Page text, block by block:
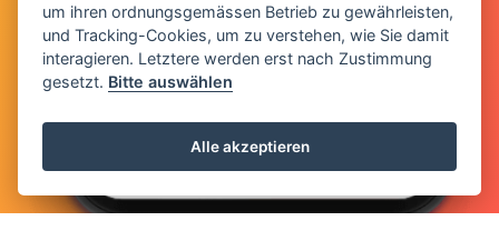
um ihren ordnungsgemässen Betrieb zu gewährleisten,
und Tracking-Cookies, um zu verstehen, wie Sie damit
interagieren. Letztere werden erst nach Zustimmung
gesetzt. Bitte auswählen
Alle akzeptieren